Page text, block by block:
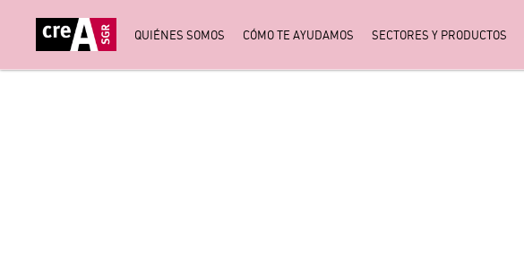
QUIÉNES SOMOS CÓMO TE AYUDAMOS SECTORES Y PRODUCTOS